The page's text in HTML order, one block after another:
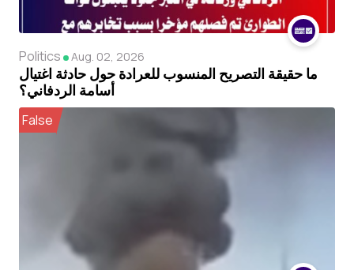
Politics Aug. 02, 2026
ما حقيقة التصريح المنسوب للعرادة حول حادثة اغتيال
أسامة الردفاني؟
False